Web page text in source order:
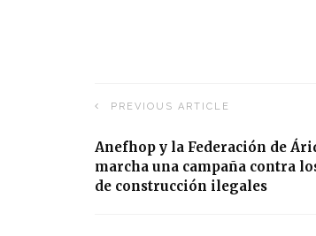
PREVIOUS ARTICLE
Anefhop y la Federación de
marcha una campaña contra
de construcción ilegales